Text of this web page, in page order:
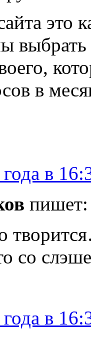
это
в
в
пишет:
со
в